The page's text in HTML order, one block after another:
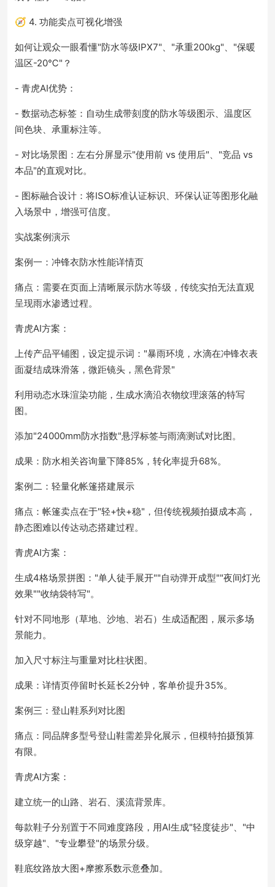
🧭 4. 功能卖点可视化增强
如何让观众一眼看懂"防水等级IPX7"、"承重200kg"、"保暖
温区-20℃"？
- 青虎AI优势：
- 数据动态标签：自动生成带刻度的防水等级图示、温度区
间色块、承重标注等。
- 对比场景图：左右分屏显示"使用前 vs 使用后"、"竞品 vs
本品"的直观对比。
- 图标融合设计：将ISO标准认证标识、环保认证等图形化融
入场景中，增强可信度。
实战案例演示
案例一：冲锋衣防水性能详情页
痛点：需要在页面上清晰展示防水等级，传统实拍无法直观
呈现雨水渗透过程。
青虎AI方案：
上传产品平铺图，设定提示词："暴雨环境，水滴在冲锋衣表
面凝结成珠滑落，微距镜头，黑色背景"
利用动态水珠渲染功能，生成水滴沿衣物纹理滚落的特写
图。
添加"24000mm防水指数"悬浮标签与雨滴测试对比图。
成果：防水相关咨询量下降85%，转化率提升68%。
案例二：轻量化帐篷搭建展示
痛点：帐篷卖点在于"轻+快+稳"，但传统视频拍摄成本高，
静态图难以传达动态搭建过程。
青虎AI方案：
生成4格场景拼图："单人徒手展开""自动弹开成型""夜间灯光
效果""收纳袋特写"。
针对不同地形（草地、沙地、岩石）生成适配图，展示多场
景能力。
加入尺寸标注与重量对比柱状图。
成果：详情页停留时长延长2分钟，客单价提升35%。
案例三：登山鞋系列对比图
痛点：同品牌多型号登山鞋需差异化展示，但模特拍摄预算
有限。
青虎AI方案：
建立统一的山路、岩石、溪流背景库。
每款鞋子分别置于不同难度路段，用AI生成"轻度徒步"、"中
级穿越"、"专业攀登"的场景分级。
鞋底纹路放大图+摩擦系数示意叠加。